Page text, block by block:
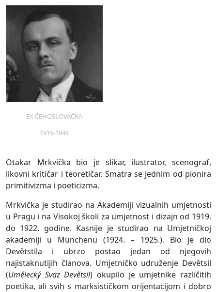
Otakar Mrkvička]
EX ČEHOSLOVAČKA
1915-1946
Otakar Mrkvička bio je slikar, ilustrator, scenograf,
likovni kritičar i teoretičar. Smatra se jednim od pionira
primitivizma i poeticizma.
Mrkvička je studirao na Akademiji vizualnih umjetnosti
u Pragu i na Visokoj školi za umjetnost i dizajn od 1919.
do 1922. godine. Kasnije je studirao na Umjetničkoj
akademiji u Münchenu (1924. – 1925.). Bio je dio
Devětstila i ubrzo postao jedan od njegovih
najistaknutijih članova. Umjetničko udruženje Devětsil
(Umělecký Svaz Devětsil) okupilo je umjetnike različitih
poetika, ali svih s marksističkom orijentacijom i dobro